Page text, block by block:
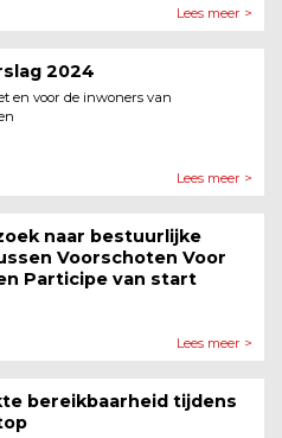
Lees meer >
2024
en voor de inwoners van
Lees meer >
naar bestuurlijke
Voorschoten Voor
Participe van start
Lees meer >
bereikbaarheid tijdens